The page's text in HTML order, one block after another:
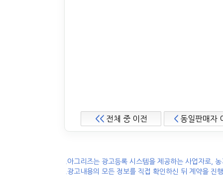
<<전체 중 이전 < 동일판매자
.아그리즈는 광고등록 시스템을 제공하는 사업자로,
.광고내용의 모든 정보를 직접 확인하신 뒤 계약을 진